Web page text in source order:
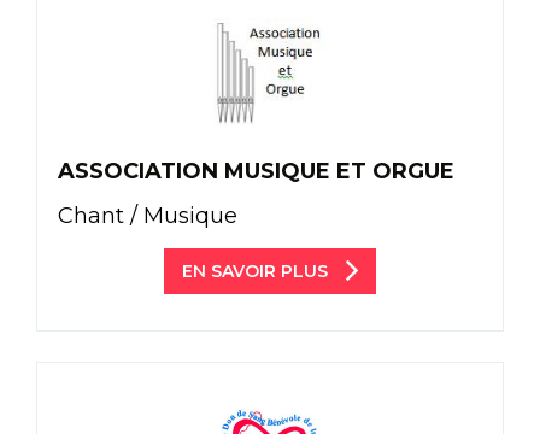
ASSOCIATION MUSIQUE ET ORGUE
Chant / Musique
EN SAVOIR PLUS